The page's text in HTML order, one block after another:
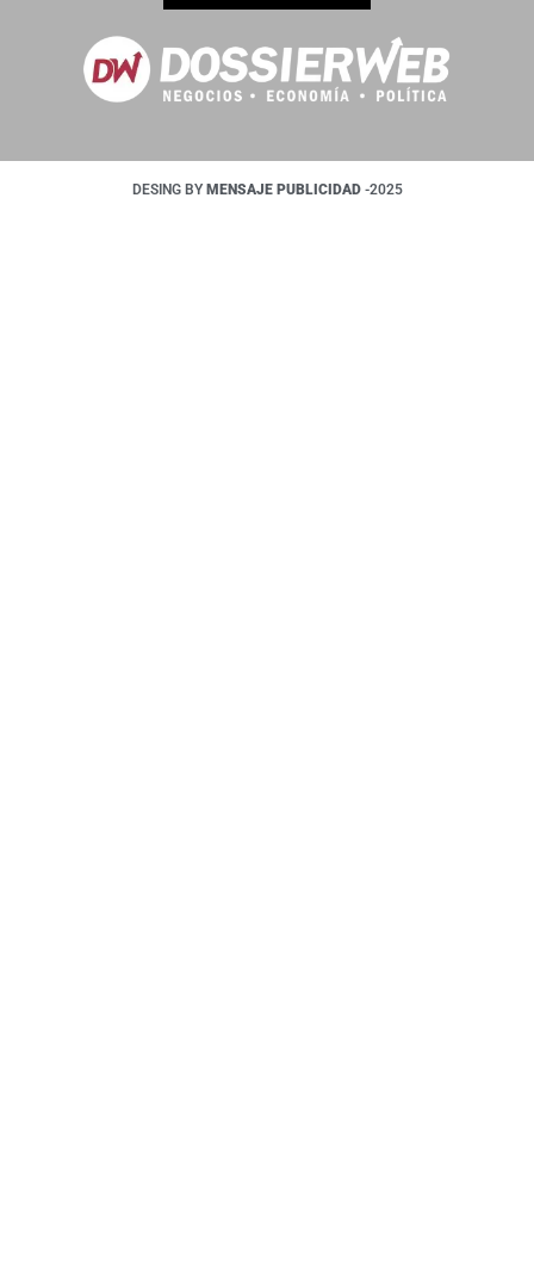
DESING BY MENSAJE PUBLICIDAD -2025